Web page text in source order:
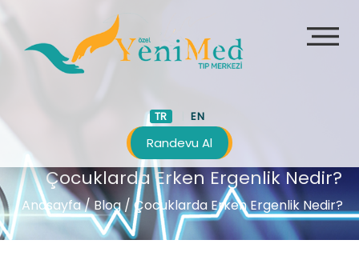
TR EN
Randevu Al
Çocuklarda Erken Ergenlik Nedir?
Anasayfa/Blog /Çocuklarda Erken Ergenlik Nedir?